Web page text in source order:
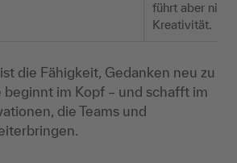
führt aber
Kreativität.
die Fähigkeit, Gedanken neu zu
beginnt im Kopf – und schafft im
die Teams und